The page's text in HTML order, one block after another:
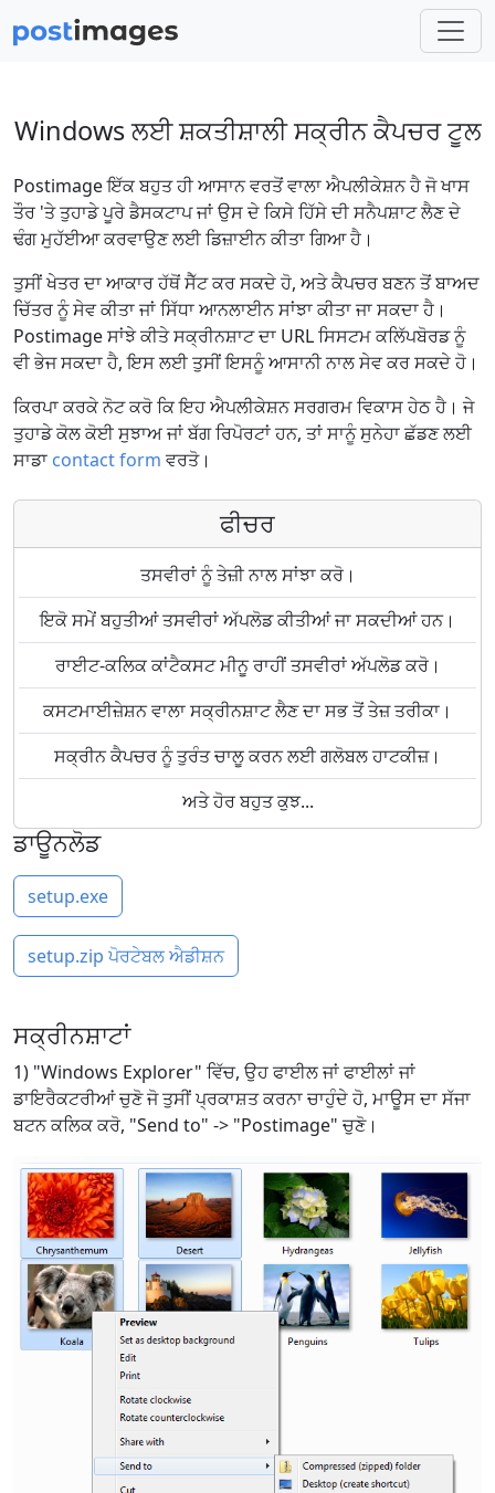
Windows ਲਈ ਸ਼ਕਤੀਸ਼ਾਲੀ ਸਕ੍ਰੀਨ ਕੈਪਚਰ ਟੂਲ
Postimage ਇੱਕ ਬਹੁਤ ਹੀ ਆਸਾਨ ਵਰਤੋਂ ਵਾਲਾ ਐਪਲੀਕੇਸ਼ਨ ਹੈ ਜੋ ਖਾਸ
ਤੌਰ 'ਤੇ ਤੁਹਾਡੇ ਪੂਰੇ ਡੈਸਕਟਾਪ ਜਾਂ ਉਸ ਦੇ ਕਿਸੇ ਹਿੱਸੇ ਦੀ ਸਨੈਪਸ਼ਾਟ ਲੈਣ ਦੇ
ਢੰਗ ਮੁਹੱਈਆ ਕਰਵਾਉਣ ਲਈ ਡਿਜ਼ਾਈਨ ਕੀਤਾ ਗਿਆ ਹੈ।
ਤੁਸੀਂ ਖੇਤਰ ਦਾ ਆਕਾਰ ਹੱਥੋਂ ਸੈੱਟ ਕਰ ਸਕਦੇ ਹੋ, ਅਤੇ ਕੈਪਚਰ ਬਣਨ ਤੋਂ ਬਾਅਦ
ਚਿੱਤਰ ਨੂੰ ਸੇਵ ਕੀਤਾ ਜਾਂ ਸਿੱਧਾ ਆਨਲਾਈਨ ਸਾਂਝਾ ਕੀਤਾ ਜਾ ਸਕਦਾ ਹੈ।
Postimage ਸਾਂਝੇ ਕੀਤੇ ਸਕ੍ਰੀਨਸ਼ਾਟ ਦਾ URL ਸਿਸਟਮ ਕਲਿੱਪਬੋਰਡ ਨੂੰ
ਵੀ ਭੇਜ ਸਕਦਾ ਹੈ, ਇਸ ਲਈ ਤੁਸੀਂ ਇਸਨੂੰ ਆਸਾਨੀ ਨਾਲ ਸੇਵ ਕਰ ਸਕਦੇ ਹੋ।
ਕਿਰਪਾ ਕਰਕੇ ਨੋਟ ਕਰੋ ਕਿ ਇਹ ਐਪਲੀਕੇਸ਼ਨ ਸਰਗਰਮ ਵਿਕਾਸ ਹੇਠ ਹੈ। ਜੇ
ਤੁਹਾਡੇ ਕੋਲ ਕੋਈ ਸੁਝਾਅ ਜਾਂ ਬੱਗ ਰਿਪੋਰਟਾਂ ਹਨ, ਤਾਂ ਸਾਨੂੰ ਸੁਨੇਹਾ ਛੱਡਣ ਲਈ
ਸਾਡਾ contact form ਵਰਤੋ।
ਫੀਚਰ
ਤਸਵੀਰਾਂ ਨੂੰ ਤੇਜ਼ੀ ਨਾਲ ਸਾਂਝਾ ਕਰੋ।
ਇਕੋ ਸਮੇਂ ਬਹੁਤੀਆਂ ਤਸਵੀਰਾਂ ਅੱਪਲੋਡ ਕੀਤੀਆਂ ਜਾ ਸਕਦੀਆਂ ਹਨ।
ਰਾਈਟ-ਕਲਿਕ ਕਾਂਟੈਕਸਟ ਮੀਨੂ ਰਾਹੀਂ ਤਸਵੀਰਾਂ ਅੱਪਲੋਡ ਕਰੋ।
ਕਸਟਮਾਈਜ਼ੇਸ਼ਨ ਵਾਲਾ ਸਕ੍ਰੀਨਸ਼ਾਟ ਲੈਣ ਦਾ ਸਭ ਤੋਂ ਤੇਜ਼ ਤਰੀਕਾ।
ਸਕ੍ਰੀਨ ਕੈਪਚਰ ਨੂੰ ਤੁਰੰਤ ਚਾਲੂ ਕਰਨ ਲਈ ਗਲੋਬਲ ਹਾਟਕੀਜ਼।
ਅਤੇ ਹੋਰ ਬਹੁਤ ਕੁਝ...
ਡਾਊਨਲੋਡ
setup.exe
setup.zip ਪੋਰਟੇਬਲ ਐਡੀਸ਼ਨ
ਸਕ੍ਰੀਨਸ਼ਾਟਾਂ
1) "Windows Explorer" ਵਿੱਚ, ਉਹ ਫਾਈਲ ਜਾਂ ਫਾਈਲਾਂ ਜਾਂ
ਡਾਇਰੈਕਟਰੀਆਂ ਚੁਣੋ ਜੋ ਤੁਸੀਂ ਪ੍ਰਕਾਸ਼ਤ ਕਰਨਾ ਚਾਹੁੰਦੇ ਹੋ, ਮਾਊਸ ਦਾ ਸੱਜਾ
ਬਟਨ ਕਲਿਕ ਕਰੋ, "Send to" -> "Postimage" ਚੁਣੋ।